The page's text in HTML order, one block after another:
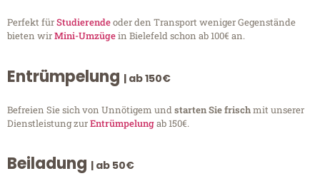
Perfekt fürStudierendeoder den Transport weniger Gegenstände
bieten wirMini-Umzügein Bielefeld schon ab 100€ an.
Entrümpelung | ab 150€
Befreien Sie sich von Unnötigem undstarten Sie frischmit unserer
Dienstleistung zurEntrümpelungab 150€.
Beiladung | ab 50€